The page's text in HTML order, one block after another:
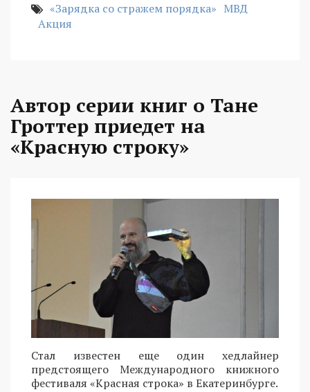
«Зарядка со стражем порядка» МВД
Акция
Автор серии книг о Тане
Гроттер приедет на
«Красную строку»
Стал известен еще один хедлайнер
предстоящего Международного книжного
фестиваля «Красная строка» в Екатеринбурге.